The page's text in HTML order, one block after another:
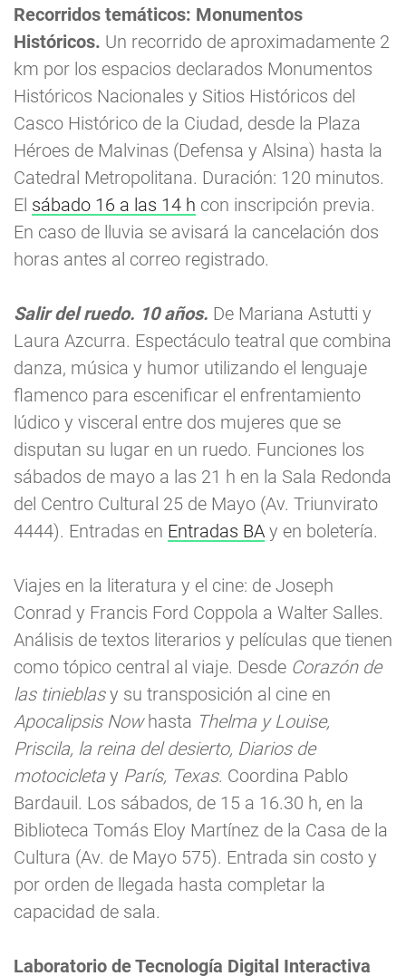
Recorridos temáticos: Monumentos
Históricos. Un recorrido de aproximadamente 2
km por los espacios declarados Monumentos
Históricos Nacionales y Sitios Históricos del
Casco Histórico de la Ciudad, desde la Plaza
Héroes de Malvinas (Defensa y Alsina) hasta la
Catedral Metropolitana. Duración: 120 minutos.
El sábado 16 a las 14 h con inscripción previa.
En caso de lluvia se avisará la cancelación dos
horas antes al correo registrado.
Salir del ruedo. 10 años. De Mariana Astutti y
Laura Azcurra. Espectáculo teatral que combina
danza, música y humor utilizando el lenguaje
flamenco para escenificar el enfrentamiento
lúdico y visceral entre dos mujeres que se
disputan su lugar en un ruedo. Funciones los
sábados de mayo a las 21 h en la Sala Redonda
del Centro Cultural 25 de Mayo (Av. Triunvirato
4444). Entradas en Entradas BA y en boletería.
Viajes en la literatura y el cine: de Joseph
Conrad y Francis Ford Coppola a Walter Salles.
Análisis de textos literarios y películas que tienen
como tópico central al viaje. Desde Corazón de
las tinieblasy su transposición al cine en
Apocalipsis Nowhasta Thelma y Louise,
Priscila, la reina del desierto, Diarios de
motocicleta y París, Texas. Coordina Pablo
Bardauil. Los sábados, de 15 a 16.30 h, en la
Biblioteca Tomás Eloy Martínez de la Casa de la
Cultura (Av. de Mayo 575). Entrada sin costo y
por orden de llegada hasta completar la
capacidad de sala.
Laboratorio de Tecnología Digital Interactiva